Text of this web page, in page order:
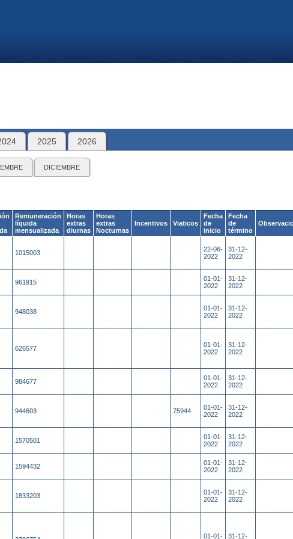
2025 2026
DICIEMBRE
Remuneración
líquida
mensualizada
Horas
extras
diurnas
Horas
extras
Nocturnas
Incentivos Viaticos
Fecha
de
inicio
Fecha
de
término
1015003
22-06-
2022
31-12-
2022
961915
01-01-
2022
31-12-
2022
948038
01-01-
2022
31-12-
2022
626577
01-01-
2022
31-12-
2022
984677
01-01-
2022
31-12-
2022
944603 75944
01-01-
2022
31-12-
2022
1570501
01-01-
2022
31-12-
2022
1594432
01-01-
2022
31-12-
2022
1833203
01-01-
2022
31-12-
2022
01-01-
31-12-